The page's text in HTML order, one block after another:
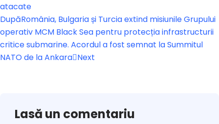
atacate
DupăRomânia, Bulgaria și Turcia extind misiunile Grupului
operativ MCM Black Sea pentru protecția infrastructurii
critice submarine. Acordul a fost semnat la Summitul
NATO de la Ankara Next
Lasă un comentariu